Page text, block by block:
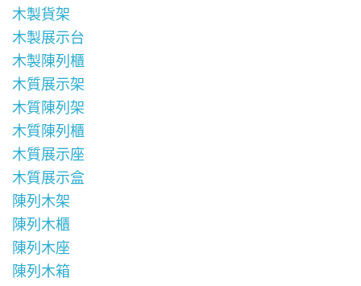
木製貨架
木製展示台
木製陳列櫃
木質展示架
木質陳列架
木質陳列櫃
木質展示座
木質展示盒
陳列木架
陳列木櫃
陳列木座
陳列木箱